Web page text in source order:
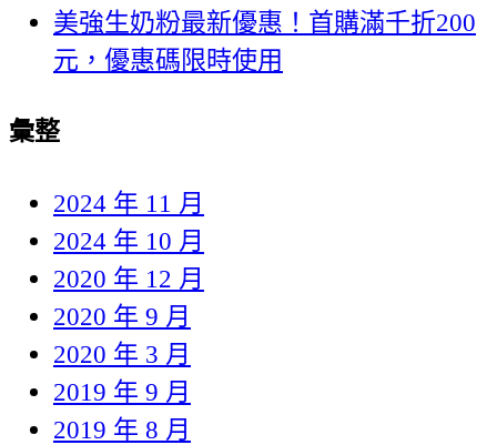
美強生奶粉最新優惠！首購滿千折200
元，優惠碼限時使用
彙整
2024 年 11 月
2024 年 10 月
2020 年 12 月
2020 年 9 月
2020 年 3 月
2019 年 9 月
2019 年 8 月